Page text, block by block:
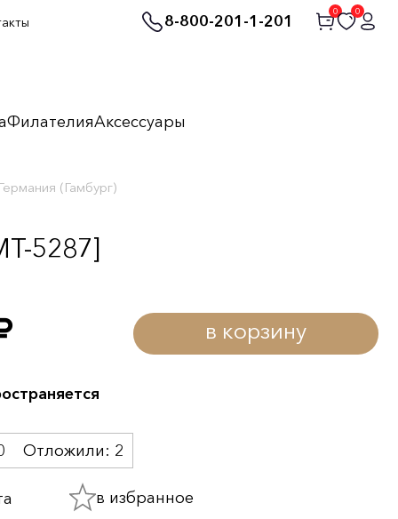
8-800-201-1-201
0 0
ФилателияАксессуары
(Гамбург)
5287]
в корзину
Отложили: 2
в избранное